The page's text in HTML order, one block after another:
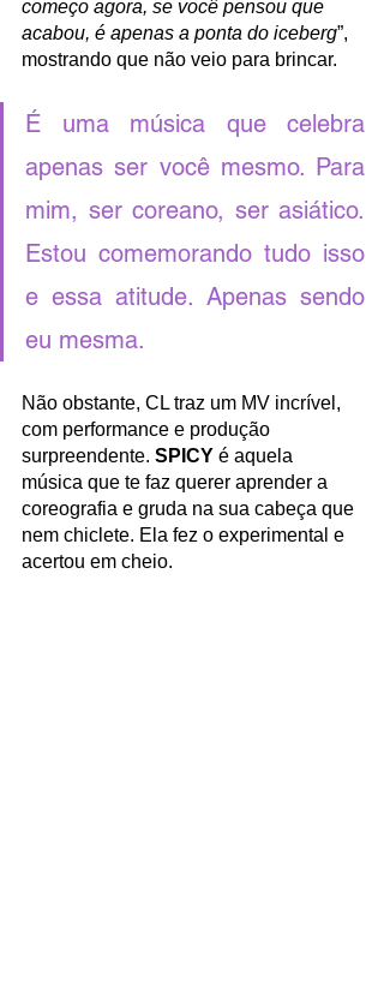
começo agora, se você pensou que
acabou, é apenas a ponta do iceberg”,
mostrando que não veio para brincar.
É uma música que celebra
apenas ser você mesmo. Para
mim, ser coreano, ser asiático.
Estou comemorando tudo isso
e essa atitude. Apenas sendo
eu mesma.
Não obstante, CL traz um MV incrível,
com performance e produção
surpreendente. SPICY é aquela
música que te faz querer aprender a
coreografia e gruda na sua cabeça que
nem chiclete. Ela fez o experimental e
acertou em cheio.